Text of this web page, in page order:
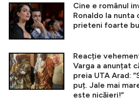
Cine e românul
Ronaldo la nunta
prieteni foarte
Reacție
Varga a anunțat
preia UTA Arad:
puț. Jale mai
este nicăieri!”